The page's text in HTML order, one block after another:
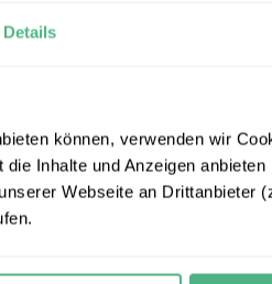
Details
können, verwenden wir
Inhalte und Anzeigen
Webseite an Drittanbieter
Kultur und
Tagen